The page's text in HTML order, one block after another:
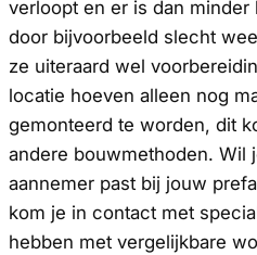
verloopt en er is dan minder
door bijvoorbeeld slecht
ze uiteraard wel
locatie hoeven alleen nog
gemonteerd te worden, dit
andere bouwmethoden. Wil
aannemer past bij jouw
kom je in contact met
hebben met vergelijkbare